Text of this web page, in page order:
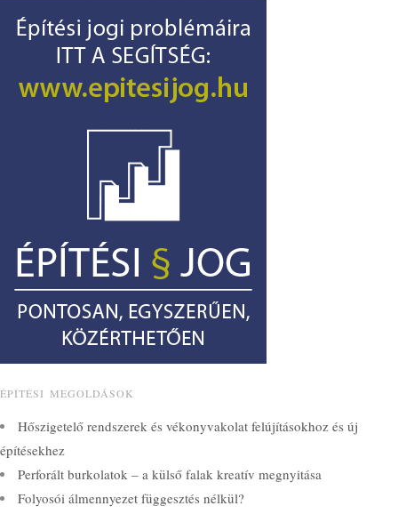
ÉPÍTÉSI MEGOLDÁSOK
Hőszigetelő rendszerek és vékonyvakolat felújításokhoz és új
építésekhez
Perforált burkolatok – a külső falak kreatív megnyitása
Folyosói álmennyezet függesztés nélkül?